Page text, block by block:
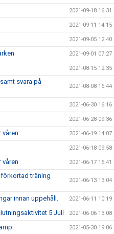
2021-09-18 16:31
2021-09-11 14:15
2021-09-05 12:40
2021-09-01 07:27
2021-08-15 12:35
svara på
2021-08-08 16:44
2021-06-30 16:16
2021-06-28 09:36
våren 2021-06-19 14:07
2021-06-18 09:58
våren 2021-06-17 15:41
träning
2021-06-13 13:04
innan uppehåll. 2021-06-11 10:19
5 Juli 2021-06-06 13:08
2021-05-30 19:06